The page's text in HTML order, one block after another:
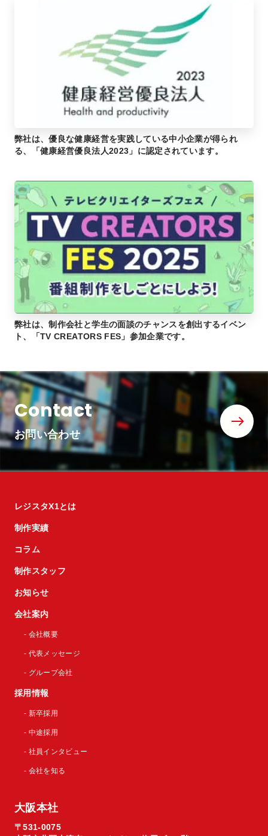
弊社は、優良な健康経営を実践している中小企業が得られ
る、「健康経営優良法人2023」に認定されています。
弊社は、制作会社と学生の面談のチャンスを創出するイベン
ト、「TV CREATORS FES」参加企業です。
Contact
お問い合わせ
レジスタX1とは
制作実績
コラム
制作スタッフ
お知らせ
会社案内
- 会社概要
- 代表メッセージ
- グループ会社
採用情報
- 新卒採用
- 中途採用
- 社員インタビュー
- 会社を知る
大阪本社
〒531-0075